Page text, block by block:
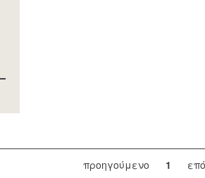
προηγούμενο 1